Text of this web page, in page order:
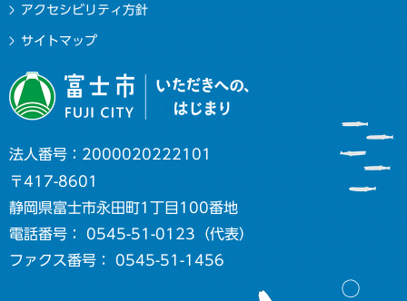
アクセシビリティ方針
サイトマップ
法人番号：2000020222101
〒417-8601
静岡県富士市永田町1丁目100番地
電話番号： 0545-51-0123（代表）
ファクス番号： 0545-51-1456